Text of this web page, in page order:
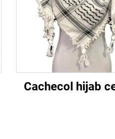
Cachecol hijab